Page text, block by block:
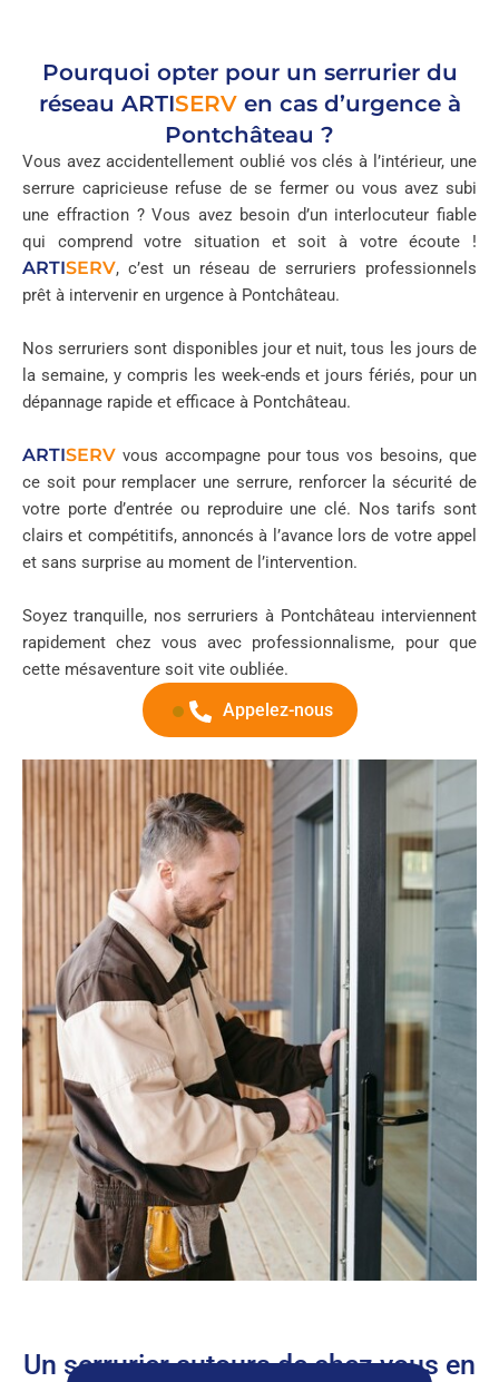
Pourquoi opter pour un serrurier du
réseau ARTISERVen cas d’urgence à
Pontchâteau ?
Vous avez accidentellement oublié vos clés à l’intérieur, une
serrure capricieuse refuse de se fermer ou vous avez subi
une effraction ? Vous avez besoin d’un interlocuteur fiable
qui comprend votre situation et soit à votre écoute !
ARTISERV, c’est un réseau de serruriers professionnels
prêt à intervenir en urgence à Pontchâteau.
Nos serruriers sont disponibles jour et nuit, tous les jours de
la semaine, y compris les week-ends et jours fériés, pour un
dépannage rapide et efficace à Pontchâteau.
ARTISERV vous accompagne pour tous vos besoins, que
ce soit pour remplacer une serrure, renforcer la sécurité de
votre porte d’entrée ou reproduire une clé. Nos tarifs sont
clairs et compétitifs, annoncés à l’avance lors de votre appel
et sans surprise au moment de l’intervention.
Soyez tranquille, nos serruriers à Pontchâteau interviennent
rapidement chez vous avec professionnalisme, pour que
cette mésaventure soit vite oubliée.
Appelez-nous
Un serrurier autours de chez vous en